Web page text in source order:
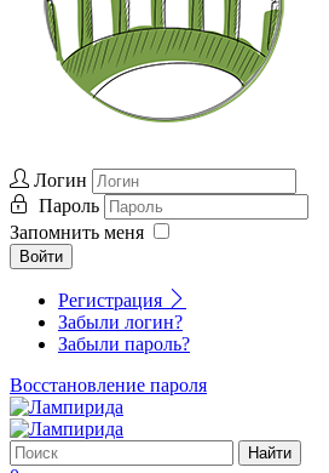
Логин
Пароль
Запомнить меня
Войти
Регистрация
Забыли логин?
Забыли пароль?
Восстановление пароля